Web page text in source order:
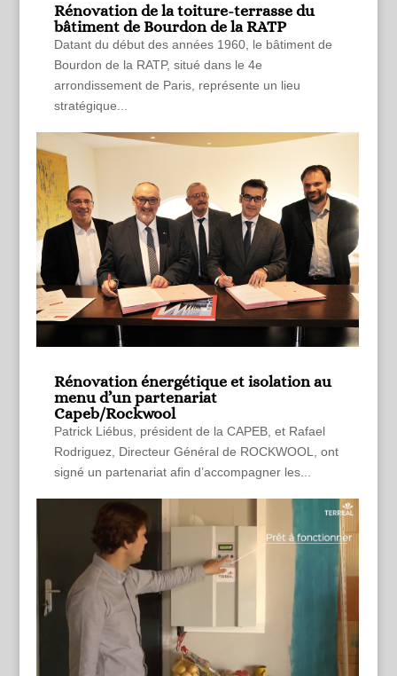
Rénovation de la toiture-terrasse du
bâtiment de Bourdon de la RATP
Datant du début des années 1960, le bâtiment de
Bourdon de la RATP, situé dans le 4e
arrondissement de Paris, représente un lieu
stratégique...
Rénovation énergétique et isolation au
menu d’un partenariat
Capeb/Rockwool
Patrick Liébus, président de la CAPEB, et Rafael
Rodriguez, Directeur Général de ROCKWOOL, ont
signé un partenariat afin d’accompagner les...